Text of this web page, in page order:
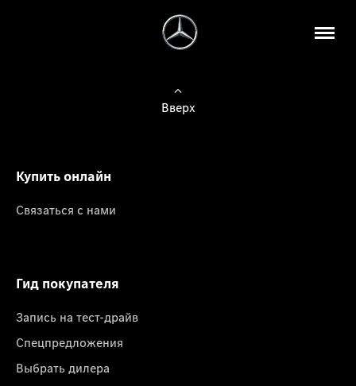
Вверх
Купить онлайн
Связаться с нами
Гид покупателя
Запись на тест-драйв
Спецпредложения
Выбрать дилера